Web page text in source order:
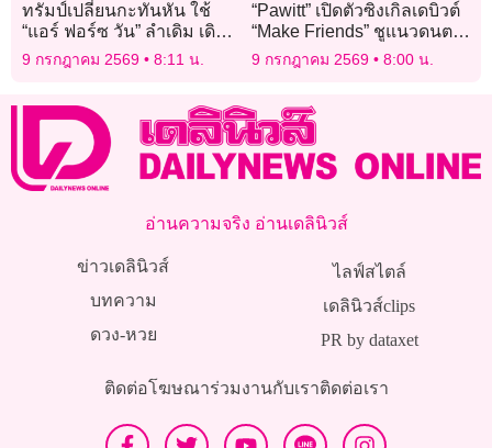
ทรัมป์เปลี่ยนกะทันหัน ใช้
“แอร์ ฟอร์ซ วัน” ลำเดิม เดิน
ทางกลับจากกาตาร์
9 กรกฎาคม 2569 8:11 น.
“Pawitt” เปิดตัวซิงเกิลเดบิวต์
“Make Friends” ชูแนวดนตรี
Soul-Disco ยุค 70’s
9 กรกฎาคม 2569 8:00 น.
อ่านความจริง อ่านเดลินิวส์
ข่าวเดลินิวส์
บทความ
ดวง-หวย
ไลฟ์สไตล์
เดลินิวส์clips
PR by dataxet
ติดต่อโฆษณาร่วมงานกับเราติดต่อเรา